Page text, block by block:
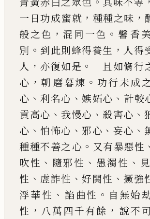
一日功成蜜就 ， 種種之味 ，
般之色 ， 混同一色 。 馨 香
別 。 到此則蜂得養生 ， 人得
人 ， 亦復如是 。 且如脩行
心 ， 朝 磨暮煉 。 功行未成
心 、 利名心 、 嫉妬心 、 計較
貢高心 、 我慢心 、 殺害心 、
心 、 怕怖心 、 邪心 、 妄心 、
種種不善之心 。 又有暴惡性 、
吹性 、 隨邪性 、 愚濁性 、 見
性 、 虗詐性 、 好閧性 、 撅強
浮華性 、 諂 曲性 。 自無始
性 ， 八萬四千有餘 ， 說不